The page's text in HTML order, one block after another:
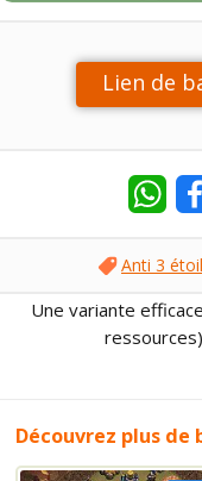
Lien de
Anti 3
Une variante
Découvrez plus de